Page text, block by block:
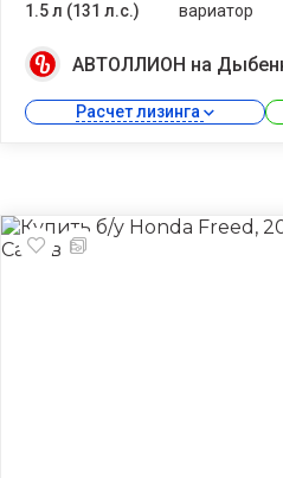
1.5 л (131 л.с.)
вариатор
АВТОЛЛИОН на
Расчет лизинга